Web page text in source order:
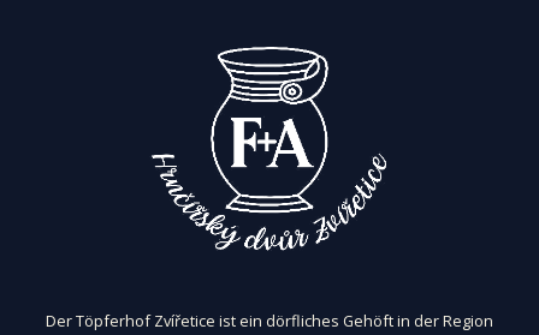
Der Töpferhof Zvířetice ist ein dörfliches Gehöft in der Region